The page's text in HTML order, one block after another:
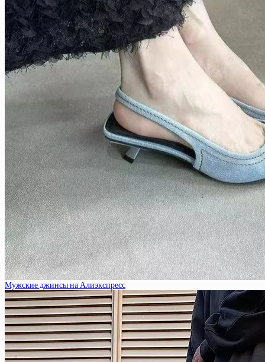
Мужские джинсы на Алиэкспресс